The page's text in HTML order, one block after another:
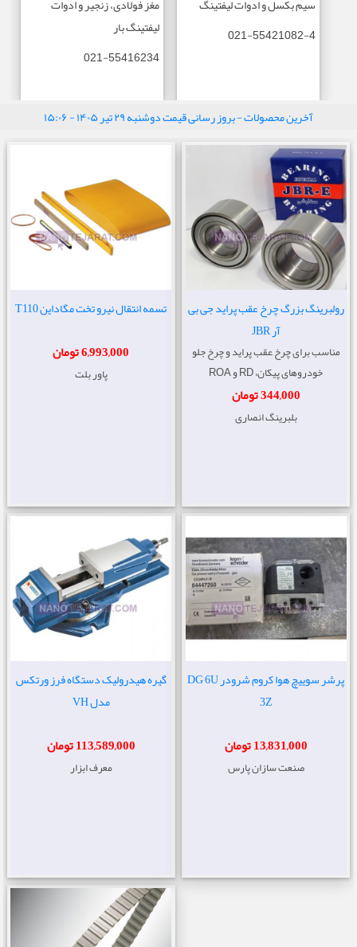
لیفتینگ بار
021-55416234
021-55421082-4
آخرین محصولات - بروز رسانی قیمت دوشنبه ۲۹ تیر ۱۴۰۵ - ۱۵:۰۶
تسمه انتقال نیرو تخت مگاداین T110
6,993,000 تومان
پاور بلت
رولبرینگ بزرگ چرخ عقب پراید جی بی
آر JBR
مناسب برای چرخ عقب پراید و چرخ جلو
خودروهای پیکان، RD و ROA
344,000 تومان
بلبرینگ انصاری
گیره هیدرولیک دستگاه فرز ورتکس
مدل VH
113,589,000 تومان
معرف ابزار
پرشر سوییچ هوا کروم شرودر DG 6U
3Z
13,831,000 تومان
صنعت سازان پارس